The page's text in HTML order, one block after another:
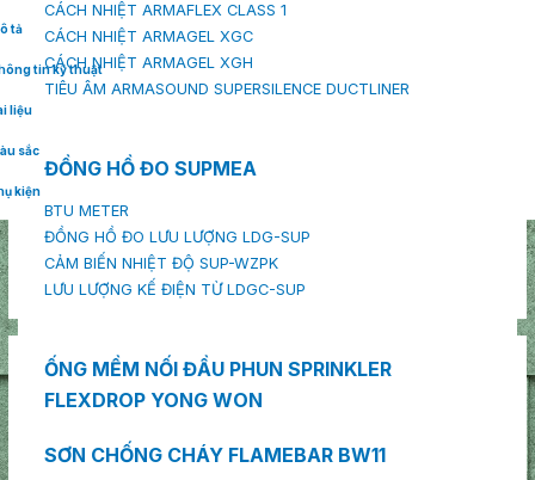
CÁCH NHIỆT ARMAFLEX CLASS 1
CÁCH NHIỆT ARMAGEL XGC
CÁCH NHIỆT ARMAGEL XGH
TIÊU ÂM ARMASOUND SUPERSILENCE DUCTLINER
ĐỒNG HỒ ĐO SUPMEA
BTU METER
ĐỒNG HỒ ĐO LƯU LƯỢNG LDG-SUP
CẢM BIẾN NHIỆT ĐỘ SUP-WZPK
LƯU LƯỢNG KẾ ĐIỆN TỪ LDGC-SUP
ỐNG MỀM NỐI ĐẦU PHUN SPRINKLER
FLEXDROP YONG WON
SƠN CHỐNG CHÁY FLAMEBAR BW11
tả
tin kỹ thuật
liệu
sắc
kiện